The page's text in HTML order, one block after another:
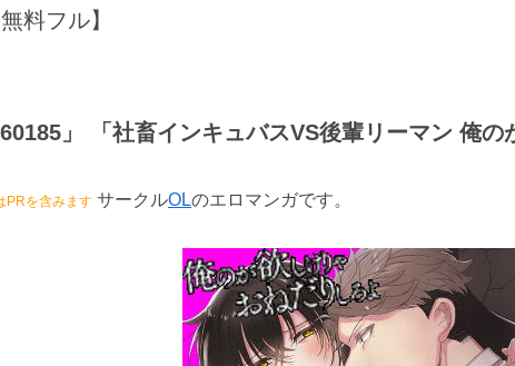
料フル】
」 「社畜インキュバスVS後輩リーマン 俺
PRを含みます サークルOLのエロマンガです。